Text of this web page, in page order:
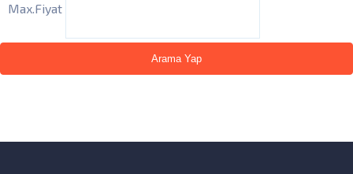
Max.Fiyat
Arama Yap